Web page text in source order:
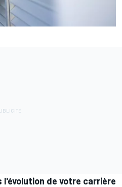
l'évolution de votre carrière